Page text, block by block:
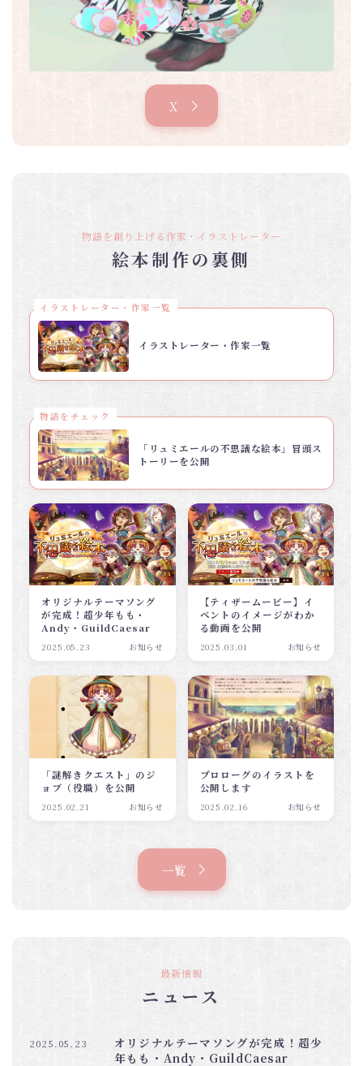
X
物語を創り上げる作家・イラストレーター
絵本制作の裏側
イラストレーター・作家一覧
イラストレーター・作家一覧
物語をチェック
「リュミエールの不思議な絵本」冒頭ス
トーリーを公開
オリジナルテーマソング
が完成！超少年もも・
Andy・GuildCaesar
2025.05.23 お知らせ
【ティザームービー】イ
ベントのイメージがわか
る動画を公開
2025.03.01 お知らせ
「謎解きクエスト」のジ
ョブ（役職）を公開
2025.02.21 お知らせ
プロローグのイラストを
公開します
2025.02.16 お知らせ
一覧
最新情報
ニュース
オリジナルテーマソングが完成！超少
年もも・Andy・GuildCaesar
2025.05.23